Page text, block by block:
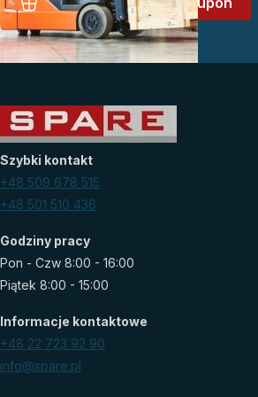
Szybki kontakt
+48 509 678 515
+48 501 510 436
Godziny pracy
Pon - Czw 8:00 - 16:00
Piątek 8:00 - 15:00
Informacje kontaktowe
+48 22 723 92 90
info@spare.pl